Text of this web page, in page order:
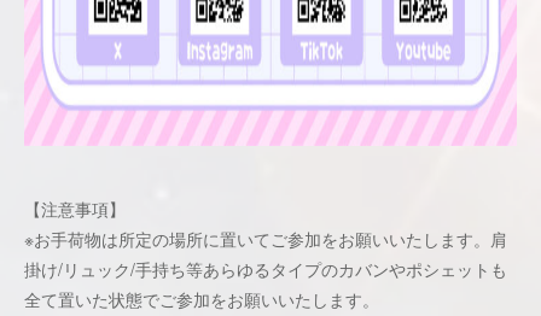
【注意事項】
※お手荷物は所定の場所に置いてご参加をお願いいたします。肩
掛け/リュック/手持ち等あらゆるタイプのカバンやポシェットも
全て置いた状態でご参加をお願いいたします。